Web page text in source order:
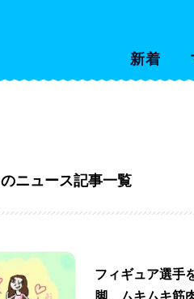
新着
のニュース記事一覧
フィギュア選手
脚、ムキムキ筋